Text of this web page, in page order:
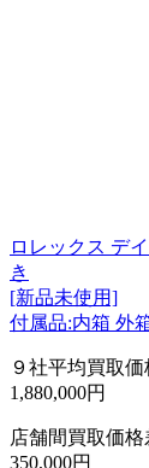
ロレックス デ
き
[新品未使用]
付属品:内箱 外
９社平均買取価
1,880,000円
店舗間買取価格
350,000円